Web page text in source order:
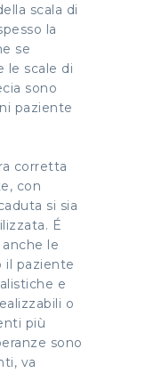
scala di
la
se
le scale di
sono
paziente
corretta
con
si sia
É
le
il paziente
e
o
più
sono
va